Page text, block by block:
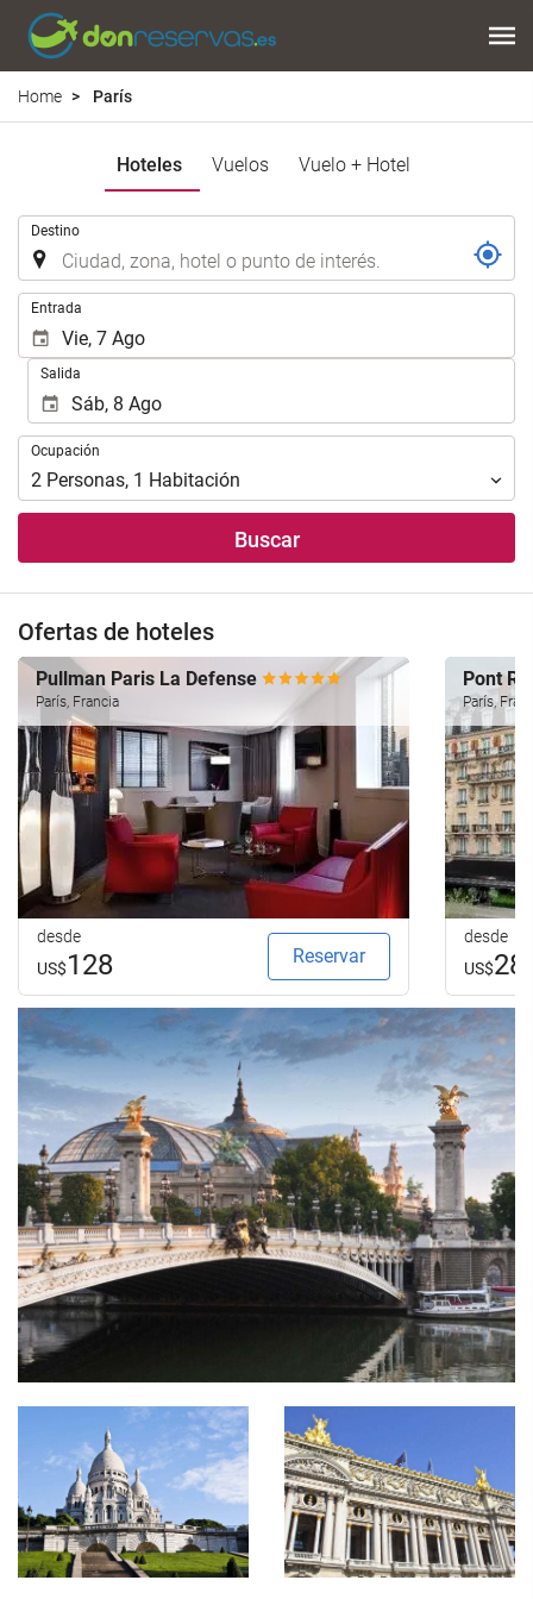
Home París
Hoteles Vuelos Vuelo + Hotel
Destino
Entrada
Salida
Ocupación
Ocupación
2 Personas, 1 Habitación
Buscar
Ofertas de hoteles
Pullman Paris La Defense
París, Francia
desde
US$128 Reservar
Pont
París,
desde
US$